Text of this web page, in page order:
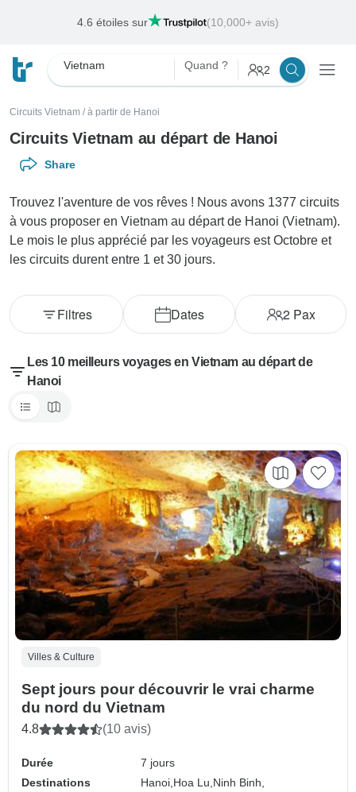
Offres de la semaine Fin:12 août, 2026
Vietnam Quand ? 2
Circuits Vietnam / à partir de Hanoi
Circuits Vietnam au départ de Hanoi
Share
Trouvez l'aventure de vos rêves ! Nous avons 1377 circuits
à vous proposer en Vietnam au départ de Hanoi (Vietnam).
Le mois le plus apprécié par les voyageurs est Octobre et
les circuits durent entre 1 et 30 jours.
Dates 2Pax
Filtres
Les 10 meilleurs voyages en Vietnam au départ de
Hanoi
Villes & Culture
Sept jours pour découvrir le vrai charme
du nord du Vietnam
4.8 (10 avis)
Durée
7 jours
Destinations
Hanoi, Hoa Lu, Ninh Binh,